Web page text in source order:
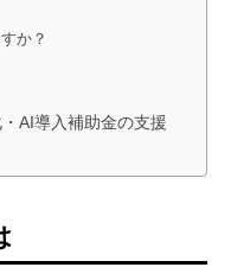
か？
AI導入補助金の支援